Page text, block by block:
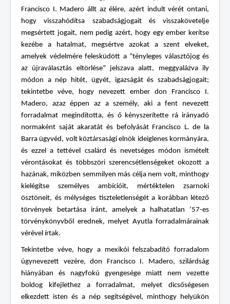
Francisco I. Madero állt az élére, azért indult vérét ontani,
hogy visszahódítsa szabadságjogait és visszakövetelje
megsértett jogait, nem pedig azért, hogy egy ember kerítse
kezébe a hatalmat, megsértve azokat a szent elveket,
amelyek védelmére felesküdött a “tényleges választójog és
az újraválasztás eltörlése” jelszava alatt, meggyalázva ily
módon a nép hitét, ügyét, igazságát és szabadságjogait;
tekintetbe véve, hogy nevezett ember don Francisco I.
Madero, azaz éppen az a személy, aki a fent nevezett
forradalmat megindította, és ő kényszerítette rá irányadó
normaként saját akaratát és befolyását Francisco L. de la
Barra ügyvéd, volt köztársasági elnök ideiglenes kormányára,
és ezzel a tettével csalárd és nevetséges módon ismételt
vérontásokat és többszöri szerencsétlenségeket okozott a
hazának, miközben semmilyen más célja nem volt, minthogy
kielégítse személyes ambícióit, mértéktelen zsarnoki
ösztöneit, és mélységes tiszteletlenségét a korábban létező
törvények betartása iránt, amelyek a halhatatlan ’57-es
törvénykönyvből erednek, melyet Ayutla forradalmárainak
vérével írtak.
Tekintetbe véve, hogy a mexikói felszabadító forradalom
úgynevezett vezére, don Francisco I. Madero, szilárdság
hiányában és nagyfokú gyengesége miatt nem vezette
boldog kifejlethez a forradalmat, melyet dicsőségesen
elkezdett isten és a nép segítségével, minthogy helyükön